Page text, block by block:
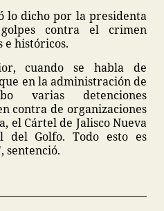
lo dicho por la presidenta
contra el crimen
e históricos.
cuando se habla de
en la administración de
varias detenciones
contra de organizaciones
el Cártel de Jalisco Nueva
del Golfo. Todo esto es
sentenció.